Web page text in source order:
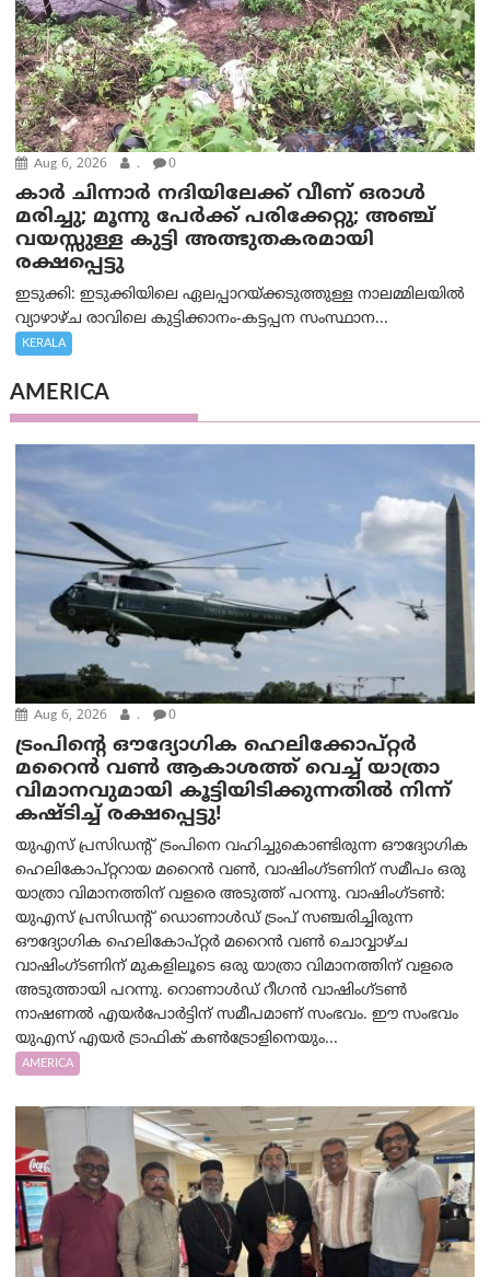
Aug 6, 2026 . 0
കാര്‍ ചിന്നാര്‍ നദിയിലേക്ക് വീണ് ഒരാള്‍
മരിച്ചു; മൂന്നു പേര്‍ക്ക് പരിക്കേറ്റു; അഞ്ച്
വയസ്സുള്ള കുട്ടി അത്ഭുതകരമായി
രക്ഷപ്പെട്ടു
ഇടുക്കി: ഇടുക്കിയിലെ ഏലപ്പാറയ്ക്കടുത്തുള്ള നാലമ്മിലയിൽ
വ്യാഴാഴ്ച രാവിലെ കുട്ടിക്കാനം-കട്ടപ്പന സംസ്ഥാന...
KERALA
AMERICA
Aug 6, 2026 . 0
ട്രം‌പിന്റെ ഔദ്യോഗിക ഹെലിക്കോപ്റ്റര്‍
മറൈന്‍ വണ്‍ ആകാശത്ത് വെച്ച് യാത്രാ
വിമാനവുമായി കൂട്ടിയിടിക്കുന്നതിൽ നിന്ന്
കഷ്ടിച്ച് രക്ഷപ്പെട്ടു!
യുഎസ് പ്രസിഡന്റ് ട്രംപിനെ വഹിച്ചുകൊണ്ടിരുന്ന ഔദ്യോഗിക
ഹെലികോപ്റ്ററായ മറൈൻ വൺ, വാഷിംഗ്ടണിന് സമീപം ഒരു
യാത്രാ വിമാനത്തിന് വളരെ അടുത്ത് പറന്നു. വാഷിംഗ്ടണ്‍:
യുഎസ് പ്രസിഡന്റ് ഡൊണാൾഡ് ട്രംപ് സഞ്ചരിച്ചിരുന്ന
ഔദ്യോഗിക ഹെലികോപ്റ്റർ മറൈൻ വൺ ചൊവ്വാഴ്ച
വാഷിംഗ്ടണിന് മുകളിലൂടെ ഒരു യാത്രാ വിമാനത്തിന് വളരെ
അടുത്തായി പറന്നു. റൊണാൾഡ് റീഗൻ വാഷിംഗ്ടൺ
നാഷണൽ എയർപോർട്ടിന് സമീപമാണ് സംഭവം. ഈ സംഭവം
യുഎസ് എയർ ട്രാഫിക് കൺട്രോളിനെയും...
AMERICA